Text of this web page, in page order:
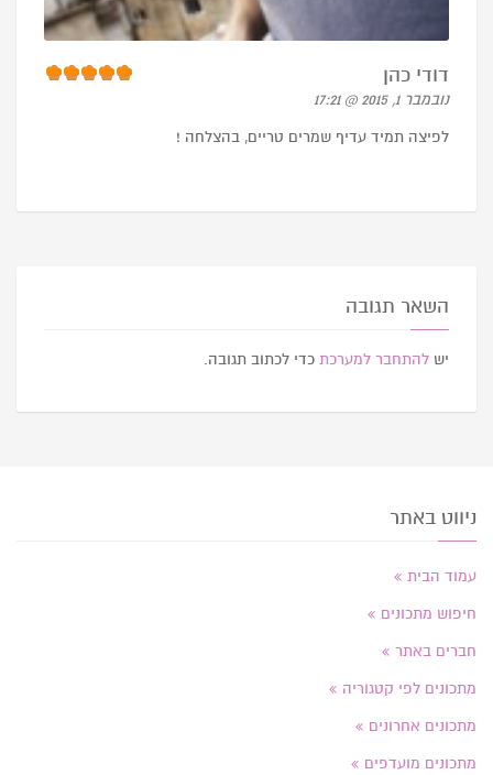
דודי כהן
נובמבר 1, 2015 @ 17:21
לפיצה תמיד עדיף שמרים טריים, בהצלחה !
השאר תגובה
יש להתחבר למערכת כדי לכתוב תגובה.
ניווט באתר
עמוד הבית
חיפוש מתכונים
חברים באתר
מתכונים לפי קטגוריה
מתכונים אחרונים
מתכונים מועדפים